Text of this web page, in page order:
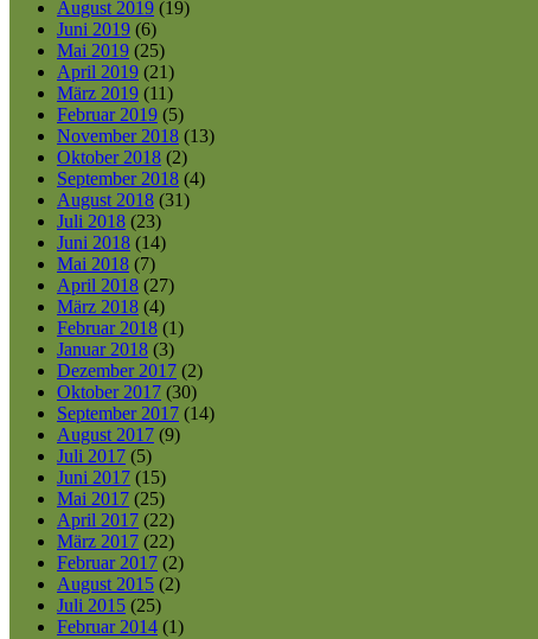
August 2019 (19)
Juni 2019 (6)
Mai 2019 (25)
April 2019 (21)
März 2019 (11)
Februar 2019 (5)
November 2018 (13)
Oktober 2018 (2)
September 2018 (4)
August 2018 (31)
Juli 2018 (23)
Juni 2018 (14)
Mai 2018 (7)
April 2018 (27)
März 2018 (4)
Februar 2018 (1)
Januar 2018 (3)
Dezember 2017 (2)
Oktober 2017 (30)
September 2017 (14)
August 2017 (9)
Juli 2017 (5)
Juni 2017 (15)
Mai 2017 (25)
April 2017 (22)
März 2017 (22)
Februar 2017 (2)
August 2015 (2)
Juli 2015 (25)
Februar 2014 (1)